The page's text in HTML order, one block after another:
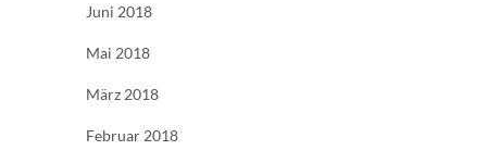
Juni 2018
Mai 2018
März 2018
Februar 2018